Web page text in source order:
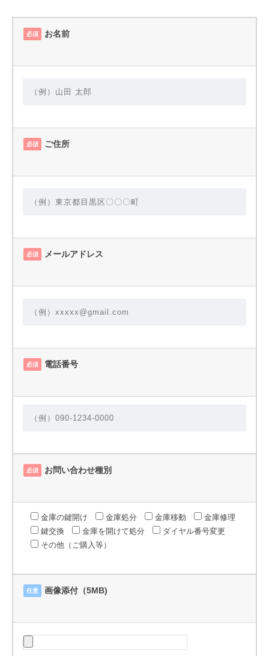
必須 お名前
必須 ご住所
必須 メールアドレス
必須 電話番号
必須 お問い合わせ種別
金庫の鍵開け 金庫処分 金庫移動
金庫修理
鍵交換
金庫を開けて処分
ダイヤル番号変更
その他（ご購入等）
任意 画像添付（5MB)